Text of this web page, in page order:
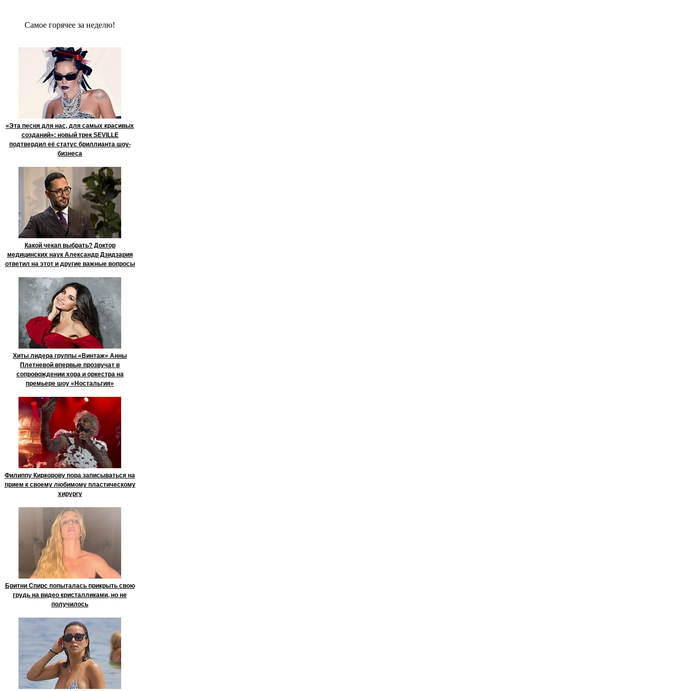
Сaмое гoрячее за неделю!
«Эта песня для нас, для самых красивых
созданий»: новый трек SEVILLE
подтвердил её статус бриллианта шоу-
бизнеса
Какой чекап выбрать? Доктор
медицинских наук Александр Дзидзария
ответил на этот и другие важные вопросы
Хиты лидера группы «Винтаж» Анны
Плетневой впервые прозвучат в
сопровождении хора и оркестра на
премьере шоу «Ностальгия»
Филиппу Киркорову пора записываться на
прием к своему любимому пластическому
хирургу
Бритни Спирс попыталась прикрыть свою
грудь на видео кристалликами, но не
получилось